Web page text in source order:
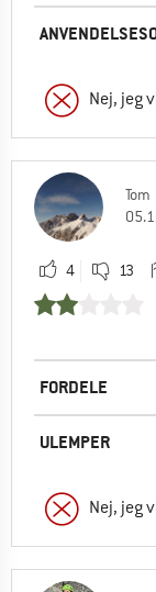
Nej, jeg
Tom
4 13
FORDELE
ULEMPER
Nej, jeg